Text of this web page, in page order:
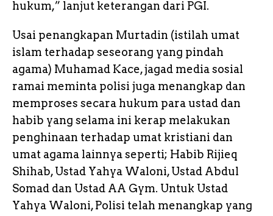
hukum,” lanjut keterangan dari PGI.
Usai penangkapan Murtadin (istilah umat
islam terhadap seseorang yang pindah
agama) Muhamad Kace, jagad media sosial
ramai meminta polisi juga menangkap dan
memproses secara hukum para ustad dan
habib yang selama ini kerap melakukan
penghinaan terhadap umat kristiani dan
umat agama lainnya seperti; Habib Rijieq
Shihab, Ustad Yahya Waloni, Ustad Abdul
Somad dan Ustad AA Gym. Untuk Ustad
Yahya Waloni, Polisi telah menangkap yang